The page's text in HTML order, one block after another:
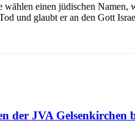
einen jüdischen
und glaubt er an den Gott
der JVA Gelsenkirchen